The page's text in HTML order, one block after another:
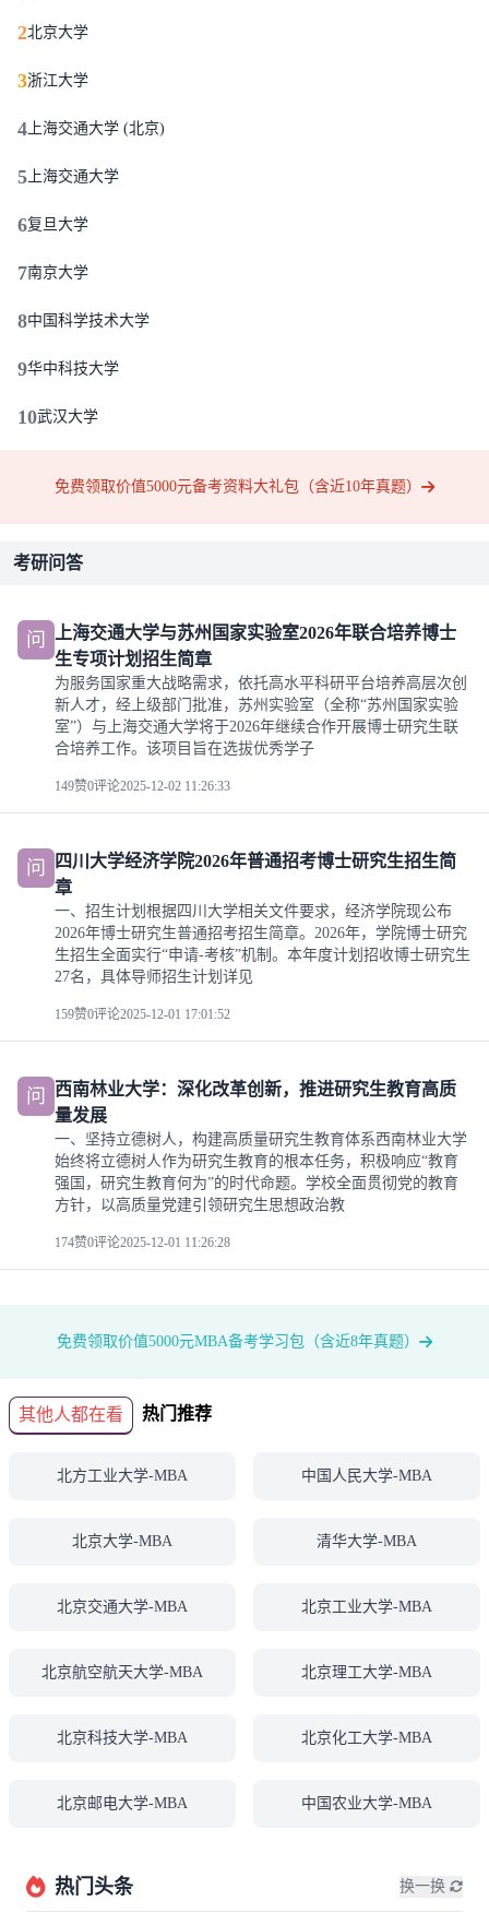
2北京大学
3浙江大学
4 上海交通大学 (北京)
5 上海交通大学
6复旦大学
7南京大学
8中国科学技术大学
9华中科技大学
10武汉大学
免费领取价值5000元备考资料大礼包（含近10年真题）
考研问答
问
上海交通大学与苏州国家实验室2026年联合培养博士
生专项计划招生简章
为服务国家重大战略需求，依托高水平科研平台培养高层次创
新人才，经上级部门批准，苏州实验室（全称“苏州国家实验
室”）与上海交通大学将于2026年继续合作开展博士研究生联
合培养工作。该项目旨在选拔优秀学子
149赞0评论2025-12-02 11:26:33
问
四川大学经济学院2026年普通招考博士研究生招生简
章
一、招生计划根据四川大学相关文件要求，经济学院现公布
2026年博士研究生普通招考招生简章。2026年，学院博士研究
生招生全面实行“申请-考核”机制。本年度计划招收博士研究生
27名，具体导师招生计划详见
159赞0评论2025-12-01 17:01:52
问
西南林业大学：深化改革创新，推进研究生教育高质
量发展
一、坚持立德树人，构建高质量研究生教育体系西南林业大学
始终将立德树人作为研究生教育的根本任务，积极响应“教育
强国，研究生教育何为”的时代命题。学校全面贯彻党的教育
方针，以高质量党建引领研究生思想政治教
174赞0评论2025-12-01 11:26:28
免费领取价值5000元MBA备考学习包（含近8年真题）
其他人都在看 热门推荐
北方工业大学-MBA 中国人民大学-MBA
北京大学-MBA 清华大学-MBA
北京交通大学-MBA 北京工业大学-MBA
北京航空航天大学-MBA 北京理工大学-MBA
北京科技大学-MBA 北京化工大学-MBA
北京邮电大学-MBA 中国农业大学-MBA
热门头条 换一换